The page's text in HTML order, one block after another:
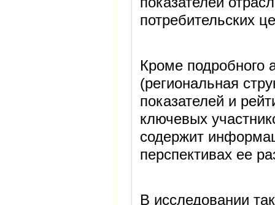
потребительских
Кроме подробного
(региональная
показателей и
ключевых
содержит
перспективах ее
В исследовании